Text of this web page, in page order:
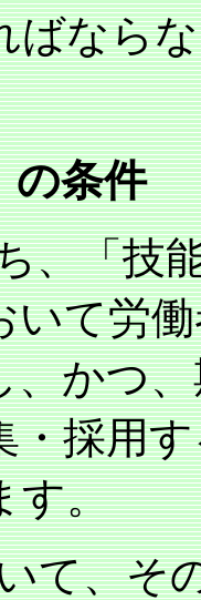
ばなら
条件
、「技
いて労
、かつ
・採用
す。
て、そ